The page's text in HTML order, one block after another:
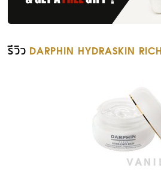
รีวิว DARPHIN HYDRASKIN RICH